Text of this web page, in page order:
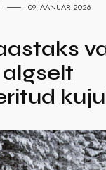
09.JAANUAR 2026